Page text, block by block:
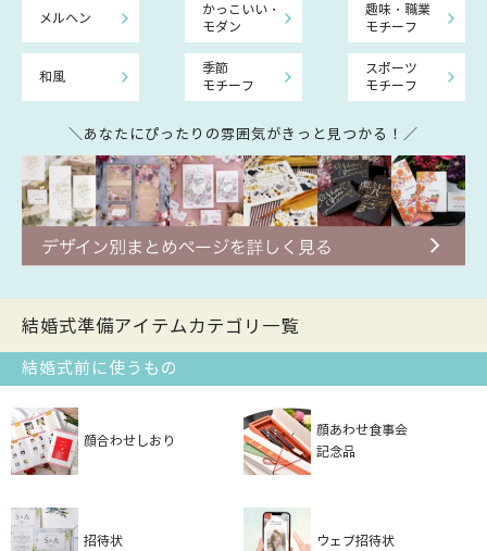
メルヘン
かっこいい・
モダン
趣味・職業
モチーフ
和風
季節
モチーフ
スポーツ
モチーフ
＼あなたにぴったりの雰囲気がきっと見つかる！／
結婚式準備アイテムカテゴリ一覧
結婚式前に使うもの
顔合わせしおり
顔あわせ食事会
記念品
招待状 ウェブ招待状